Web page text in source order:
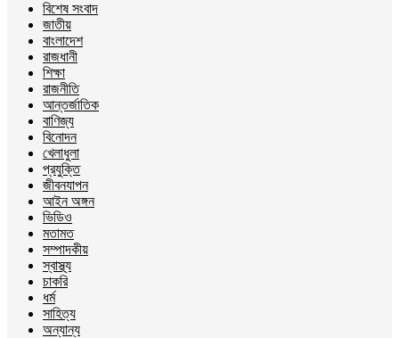
বিশেষ সংবাদ
জাতীয়
বাংলাদেশ
রাজধানী
শিক্ষা
রাজনীতি
আন্তর্জাতিক
বাণিজ্য
বিনোদন
খেলাধুলা
প্রযুক্তি
জীবনযাপন
আইন অঙ্গন
ভিডিও
মতামত
সম্পাদকীয়
স্বাস্থ্য
চাকরি
ধর্ম
সাহিত্য
অন্যান্য